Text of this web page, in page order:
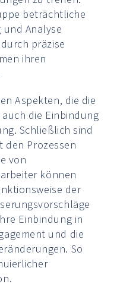
beträchtliche
und Analyse
präzise
ihren
Aspekten, die die
die Einbindung
Schließlich sind
den Prozessen
von
können
der
Einbindung in
und die
So